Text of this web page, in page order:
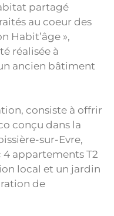
partagé
au coeur des
Habit’âge »,
réalisée à
ancien bâtiment
consiste à offrir
conçu dans la
sur-Evre,
4 appartements T2
local et un jardin
de